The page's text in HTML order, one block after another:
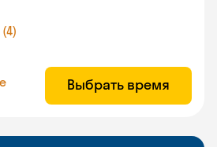
Выбрать время